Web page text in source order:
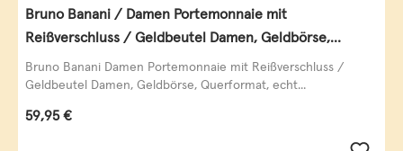
Bruno Banani / Damen Portemonnaie mit
Reißverschluss / Geldbeutel Damen, Geldbörse,
Querformat, echt Leder, black/white/red
Bruno Banani Damen Portemonnaie mit Reißverschluss /
Geldbeutel Damen, Geldbörse, Querformat, echt...
Regulärer Preis:
59,95 €